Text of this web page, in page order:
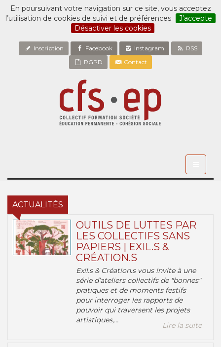
En poursuivant votre navigation sur ce site, vous acceptez
l’utilisation de cookies de suivi et de préférences
J’accepte
Désactiver les cookies
Inscription Facebook Instagram
RSS
RGPD
Contact
ACTUALITÉS
OUTILS DE LUTTES PAR
LES COLLECTIFS SANS
PAPIERS | EXIL.S &
CRÉATION.S
Exil.s & Création.s vous invite à une
série d’ateliers collectifs de "bonnes"
pratiques et de moments festifs
pour interroger les rapports de
pouvoir qui traversent les projets
artistiques,...
Lire la suite